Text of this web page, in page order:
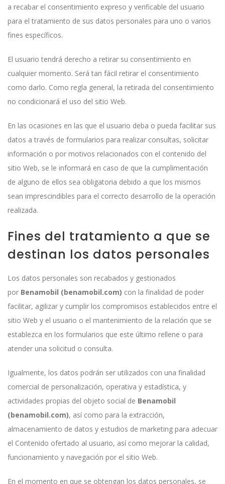
a recabar el consentimiento expreso y verificable del usuario
para el tratamiento de sus datos personales para uno o varios
fines específicos.
El usuario tendrá derecho a retirar su consentimiento en
cualquier momento. Será tan fácil retirar el consentimiento
como darlo. Como regla general, la retirada del consentimiento
no condicionará el uso del sitio Web.
En las ocasiones en las que el usuario deba o pueda facilitar sus
datos a través de formularios para realizar consultas, solicitar
información o por motivos relacionados con el contenido del
sitio Web, se le informará en caso de que la cumplimentación
de alguno de ellos sea obligatoria debido a que los mismos
sean imprescindibles para el correcto desarrollo de la operación
realizada.
Fines del tratamiento a que se
destinan los datos personales
Los datos personales son recabados y gestionados
por Benamobil (benamobil.com) con la finalidad de poder
facilitar, agilizar y cumplir los compromisos establecidos entre el
sitio Web y el usuario o el mantenimiento de la relación que se
establezca en los formularios que este último rellene o para
atender una solicitud o consulta.
Igualmente, los datos podrán ser utilizados con una finalidad
comercial de personalización, operativa y estadística, y
actividades propias del objeto social de Benamobil
(benamobil.com), así como para la extracción,
almacenamiento de datos y estudios de marketing para adecuar
el Contenido ofertado al usuario, así como mejorar la calidad,
funcionamiento y navegación por el sitio Web.
En el momento en que se obtengan los datos personales, se